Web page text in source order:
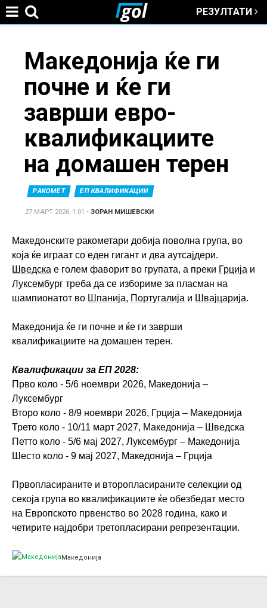
РЕЗУЛТАТИ
here
Македонија ќе ги
почне и ќе ги
заврши евро-
квалификациите
на домашен терен
РАКОМЕТ ЕП КВАЛИФИКАЦИИ
27 МАРТ 2026, 1:01 •ЗОРАН МИШЕВСКИ
Македонските ракометари добија поволна група, во
која ќе играат со еден гигант и два аутсајдери.
Шведска е голем фаворит во групата, а преки Грција и
Луксембург треба да се избориме за пласман на
шампионатот во Шпанија, Португалија и Швајцарија.
Македонија ќе ги почне и ќе ги заврши
квалификациите на домашен терен.
Квалификации за ЕП 2028:
Прво коло - 5/6 ноември 2026, Македонија –
Луксембург
Второ коло - 8/9 ноември 2026, Грција – Македонија
Трето коло - 10/11 март 2027, Македонија – Шведска
Петто коло - 5/6 мај 2027, Луксембург – Македонија
Шесто коло - 9 мај 2027, Македонија – Грција
Првопласираните и второпласираните селекции од
секоја група во квалификациите ќе обезбедат место
на Европското првенство во 2028 година, како и
четирите најдобри третопласирани репрезентации.
Македонија